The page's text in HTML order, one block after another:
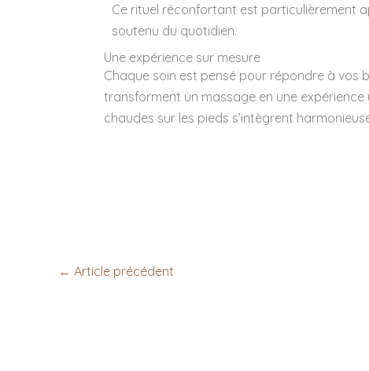
Ce rituel réconfortant est particulièrement
soutenu du quotidien.
Une expérience sur mesure
Chaque soin est pensé pour répondre à vos
transforment un massage en une
chaudes sur les pieds s’intègrent
← Article précédent